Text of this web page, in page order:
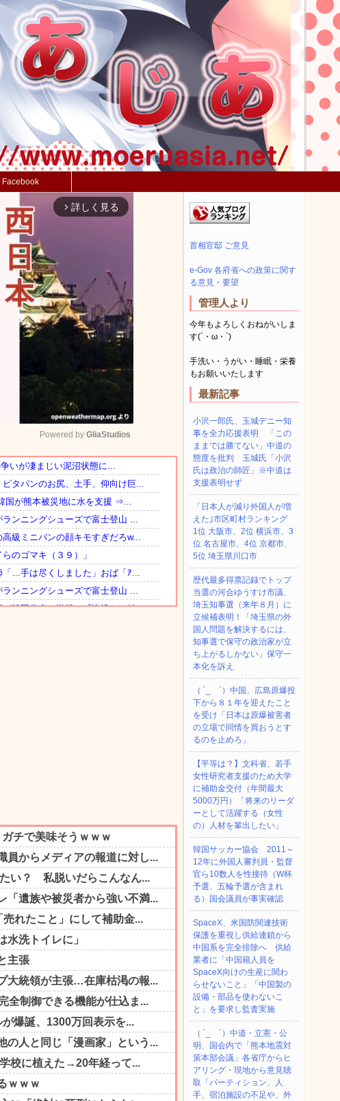
Facebook
arrow_forward_ios 詳しく見る
Mute
Powered by GliaStudios
首相官邸 ご意見
e-Gov 各府省への政策に関す
る意見・要望
管理人より
今年もよろしくおねがいしま
す(´・ω・`)
手洗い・うがい・睡眠・栄養
もお願いいたします
最新記事
小沢一郎氏、玉城デニー知
事を全力応援表明 「この
ままでは勝てない」中道の
態度を批判 玉城氏「小沢
氏は政治の師匠」※中道は
支援表明せず
「日本人が減り外国人が増
えた｣市区町村ランキング
1位 大阪市、2位 横浜市、3
位 名古屋市、4位 京都市、
5位 埼玉県川口市
歴代最多得票記録でトップ
当選の河合ゆうすけ市議、
埼玉知事選（来年８月）に
立候補表明！「埼玉県の外
国人問題を解決するには、
知事選で保守の政治家が立
ち上がるしかない」保守一
本化を訴え
（ ´_ゝ`）中国、広島原爆投
下から８１年を迎えたこと
を受け「日本は原爆被害者
の立場で同情を買おうとす
るのを止めろ」
【平等は？】文科省、若手
女性研究者支援のため大学
に補助金交付（年間最大
5000万円）「将来のリーダ
ーとして活躍する（女性
の）人材を輩出したい」
韓国サッカー協会 2011～
12年に外国人審判員・監督
官ら10数人を性接待（W杯
予選、五輪予選が含まれ
る）国会議員が事実確認
SpaceX、米国防関連技術
保護を重視し供給連鎖から
中国系を完全排除へ 供給
業者に「中国籍人員を
SpaceX向けの生産に関わ
らせないこと」「中国製の
設備・部品を使わないこ
と」を要求し監査実施
（ ´_ゝ`）中道・立憲・公
明、国会内で「熊本地震対
策本部会議」各省庁からヒ
アリング・現地から意見聴
取「パーティション、人
手、宿泊施設の不足や、外